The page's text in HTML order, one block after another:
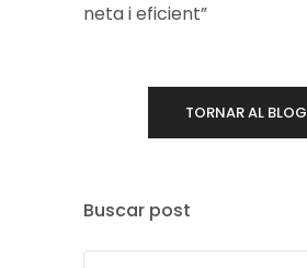
neta i eficient”
TORNAR AL BLOG
Buscar post